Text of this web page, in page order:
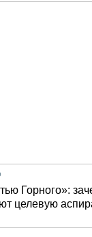
Горного»:
целевую